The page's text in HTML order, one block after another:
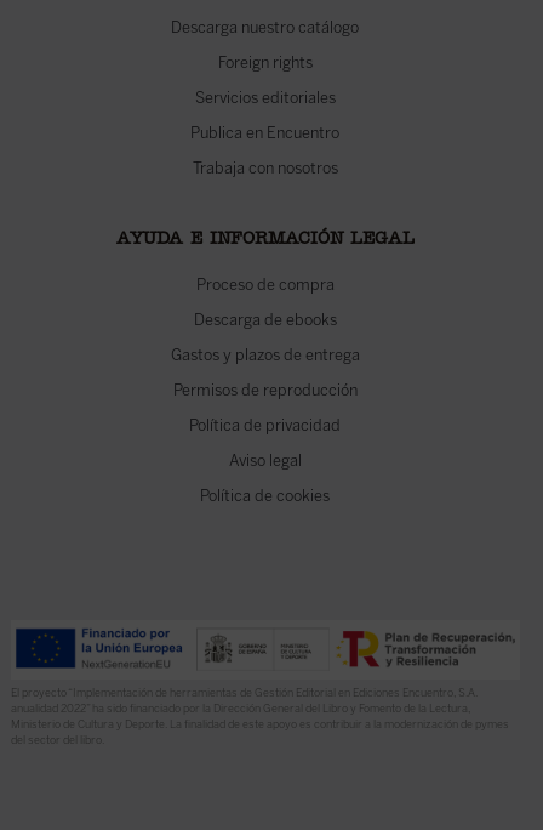
Descarga nuestro catálogo
Foreign rights
Servicios editoriales
Publica en Encuentro
Trabaja con nosotros
AYUDA E INFORMACIÓN LEGAL
Proceso de compra
Descarga de ebooks
Gastos y plazos de entrega
Permisos de reproducción
Política de privacidad
Aviso legal
Política de cookies
El proyecto “Implementación de herramientas de Gestión Editorial en Ediciones Encuentro, S.A.
anualidad 2022” ha sido financiado por la Dirección General del Libro y Fomento de la Lectura,
Ministerio de Cultura y Deporte. La finalidad de este apoyo es contribuir a la modernización de pymes
del sector del libro.